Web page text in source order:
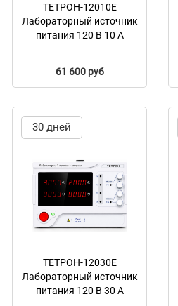
ТЕТРОН-12010Е
Лабораторный источник
питания 120 В 10 А
61 600 руб
30 дней
ТЕТРОН-12030Е
Лабораторный источник
питания 120 В 30 А